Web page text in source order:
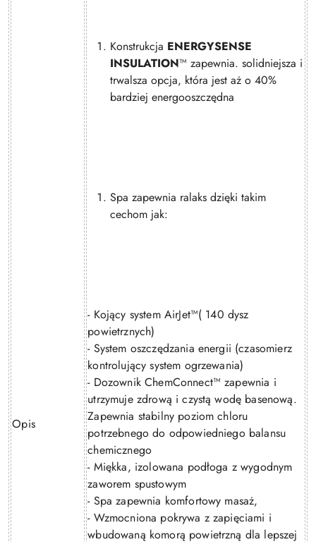
Opis
Konstrukcja ENERGYSENSE
INSULATION™ zapewnia. solidniejsza i
trwalsza opcja, która jest aż o 40%
bardziej energooszczędna
Spa zapewnia ralaks dzięki takim
cechom jak:
- Kojący system AirJet™( 140 dysz
powietrznych)
- System oszczędzania energii (czasomierz
kontrolujący system ogrzewania)
- Dozownik ChemConnect™ zapewnia i
utrzymuje zdrową i czystą wodę basenową.
Zapewnia stabilny poziom chloru
potrzebnego do odpowiedniego balansu
chemicznego
- Miękka, izolowana podłoga z wygodnym
zaworem spustowym
- Spa zapewnia komfortowy masaż,
- Wzmocniona pokrywa z zapięciami i
wbudowaną komorą powietrzną dla lepszej